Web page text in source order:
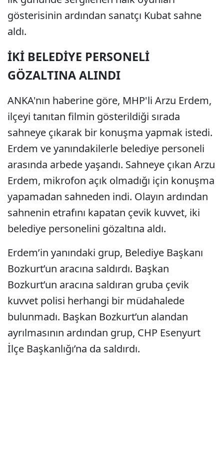
gösterisinin ardından sanatçı Kubat sahne
aldı.
İKİ BELEDİYE PERSONELİ
GÖZALTINA ALINDI
ANKA'nın haberine göre, MHP'li Arzu Erdem,
ilçeyi tanıtan filmin gösterildiği sırada
sahneye çıkarak bir konuşma yapmak istedi.
Erdem ve yanındakilerle belediye personeli
arasında arbede yaşandı. Sahneye çıkan Arzu
Erdem, mikrofon açık olmadığı için konuşma
yapamadan sahneden indi. Olayın ardından
sahnenin etrafını kapatan çevik kuvvet, iki
belediye personelini gözaltına aldı.
Erdem’in yanındaki grup, Belediye Başkanı
Bozkurt’un aracına saldırdı. Başkan
Bozkurt’un aracına saldıran gruba çevik
kuvvet polisi herhangi bir müdahalede
bulunmadı. Başkan Bozkurt’un alandan
ayrılmasının ardından grup, CHP Esenyurt
İlçe Başkanlığı’na da saldırdı.